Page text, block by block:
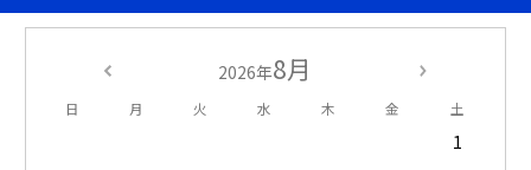
2026年8月
日 月 火 水 木 金 土
1